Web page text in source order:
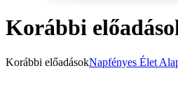
Korábbi
Korábbi előadásokNapfényes Élet